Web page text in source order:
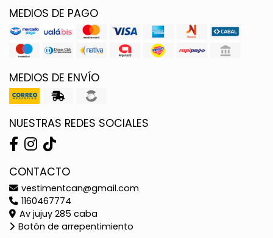
MEDIOS DE PAGO
MEDIOS DE ENVÍO
NUESTRAS REDES SOCIALES
CONTACTO
vestimentcan@gmail.com
1160467774
Av jujuy 285 caba
Botón de arrepentimiento